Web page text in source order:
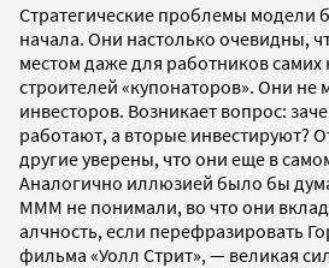
Стратегические проблемы модели
начала. Они настолько очевидны,
местом даже для работников
строителей «купонаторов». Они не
инвесторов. Возникает вопрос:
работают, а вторые инвестируют?
другие уверены, что они еще в
Аналогично иллюзией было бы
МММ не понимали, во что они
алчность, если перефразировать
фильма «Уолл Стрит», — великая